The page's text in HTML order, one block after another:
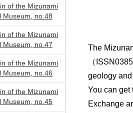
The
（
geology
You can get
Exchange
of the Mizunami
Museum, no.48
of the Mizunami
Museum, no.47
of the Mizunami
Museum, no.46
of the Mizunami
Museum, no.45